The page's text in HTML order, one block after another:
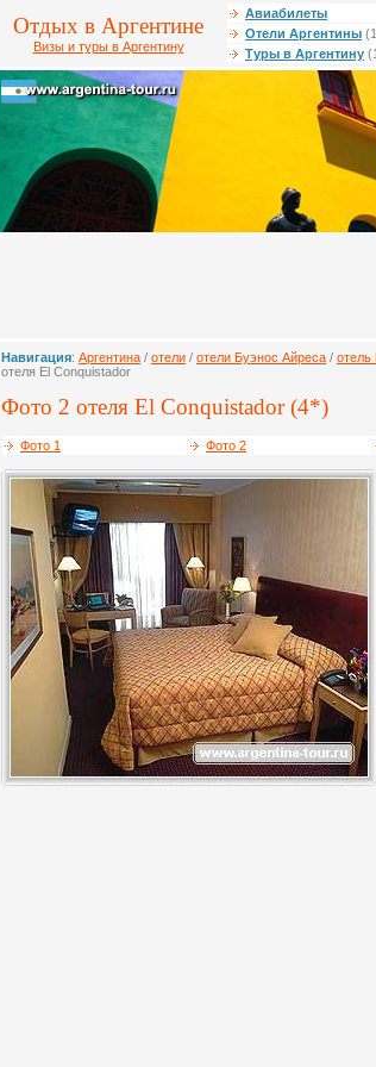
Отдых в Аргентине
Визы и туры в Аргентину
Авиабилеты
Отели Аргентины
Туры в Аргентину
Навигация: Аргентина / отели / отели Буэнос Айреса / отель
отеля El Conquistador
Фото 2 отеля El Conquistador (4*)
Фото 1 Фото 2